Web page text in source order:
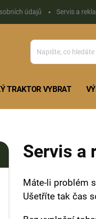
údajů Servis a
TRAKTOR VYBRAT
Servis a
Máte-li problém
Ušetříte tak čas